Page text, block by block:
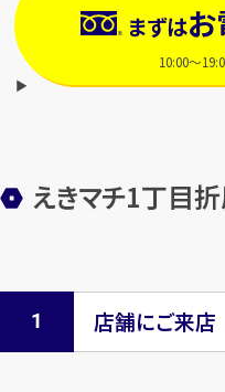
まずは
10:00～
えきマチ1丁目
店舗にご来店